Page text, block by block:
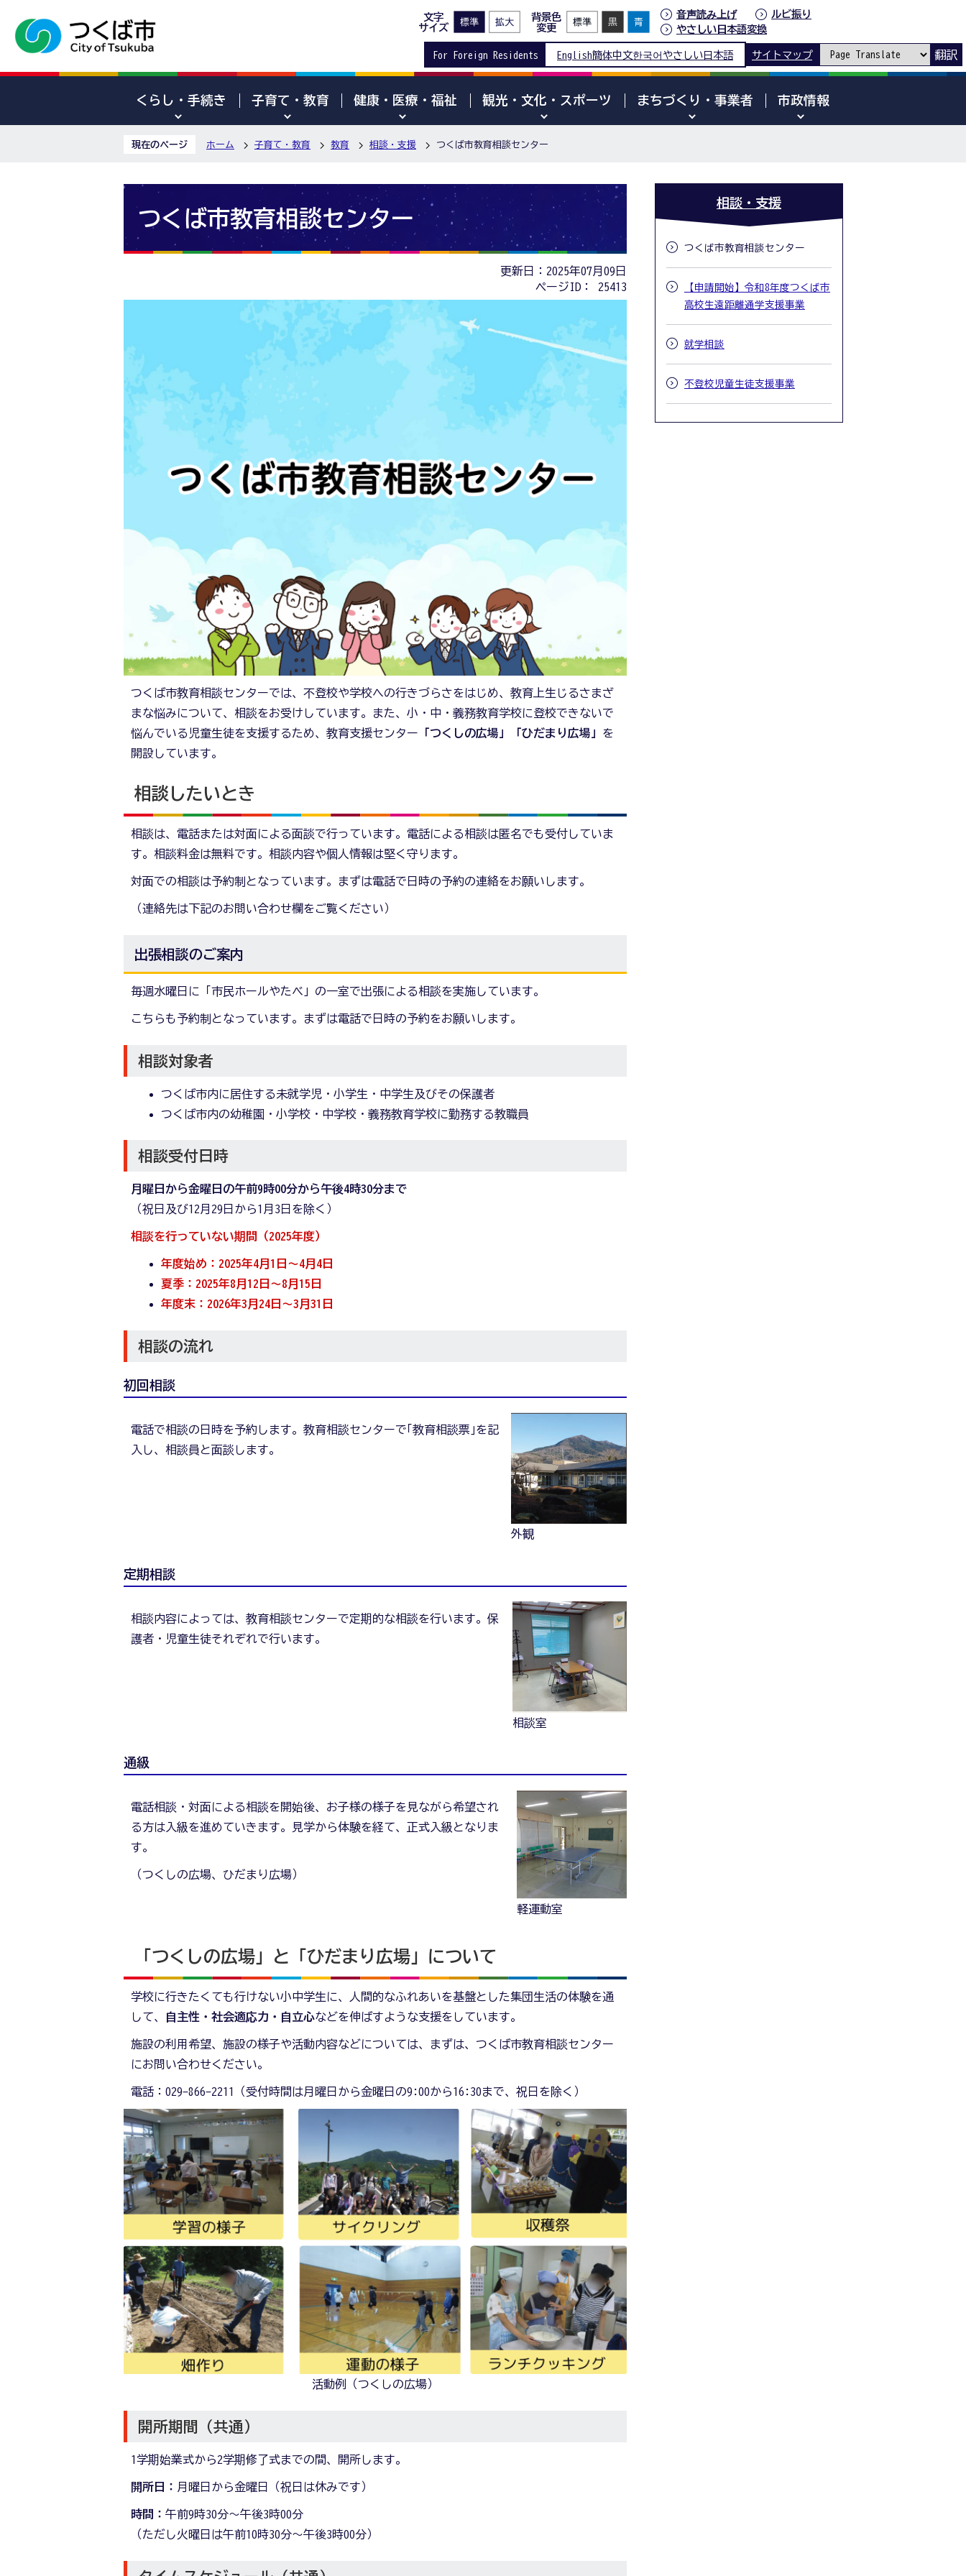
文字
サイズ
背景色
変更
音声読み上げ
ルビ振り
やさしい日本語変換
For Foreign Residents English簡体中文한국어 やさしい日本語 サイトマップ 翻訳
くらし・手続き 子育て・教育 健康・医療・福祉 観光・文化・スポーツ まちづくり・事業者 市政情報
現在のページ ホーム 子育て・教育 教育 相談・支援 つくば市教育相談センター
つくば市教育相談センター
更新日：2025年07月09日
ページID：
25413
つくば市教育相談センターでは、不登校や学校への行きづらさをはじめ、教育上生じるさまざ
まな悩みについて、相談をお受けしています。また、小・中・義務教育学校に登校できないで
悩んでいる児童生徒を支援するため、教育支援センター 「つくしの広場」「ひだまり広場」 を
開設しています。
相談したいとき
相談は、電話または対面による面談で行っています。電話による相談は匿名でも受付していま
す。相談料金は無料です。相談内容や個人情報は堅く守ります。
対面での相談は予約制となっています。まずは電話で日時の予約の連絡をお願いします。
（連絡先は下記のお問い合わせ欄をご覧ください）
出張相談のご案内
毎週水曜日に「市民ホールやたべ」の一室で出張による相談を実施しています。
こちらも予約制となっています。まずは電話で日時の予約をお願いします。
相談対象者
つくば市内に居住する未就学児・小学生・中学生及びその保護者
つくば市内の幼稚園・小学校・中学校・義務教育学校に勤務する教職員
相談受付日時
月曜日から金曜日の午前9時00分から午後4時30分まで
（祝日及び12月29日から1月3日を除く）
相談を行っていない期間（2025年度）
年度始め：2025年4月1日～4月4日
夏季：2025年8月12日～8月15日
年度末：2026年3月24日～3月31日
相談の流れ
初回相談
外観
電話で相談の日時を予約します。教育相談センターで｢教育相談票｣を記
入し、相談員と面談します。
定期相談
相談室
相談内容によっては、教育相談センターで定期的な相談を行います。保
護者・児童生徒それぞれで行います。
通級
軽運動室
電話相談・対面による相談を開始後、お子様の様子を見ながら希望され
る方は入級を進めていきます。見学から体験を経て、正式入級となりま
す。
（つくしの広場、ひだまり広場）
「つくしの広場」と「ひだまり広場」について
学校に行きたくても行けない小中学生に、人間的なふれあいを基盤とした集団生活の体験を通
して、
自主性・社会適応力・自立心などを伸ばすような支援をしています。
施設の利用希望、施設の様子や活動内容などについては、まずは、つくば市教育相談センター
にお問い合わせください。
電話：029-866-2211（受付時間は月曜日から金曜日の9:00から16:30まで、祝日を除く）
活動例（つくしの広場）
開所期間（共通）
1学期始業式から2学期修了式までの間、開所します。
開所日： 月曜日から金曜日（祝日は休みです）
時間： 午前9時30分～午後3時00分
（ただし火曜日は午前10時30分～午後3時00分）
相談・支援
つくば市教育相談センター
【申請開始】令和8年度つくば市
高校生遠距離通学支援事業
就学相談
不登校児童生徒支援事業